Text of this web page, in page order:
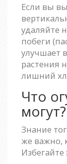
Если вы
удаляйте
побеги
улучшает
растения
лишний
Что
могут?
Знание
же важно,